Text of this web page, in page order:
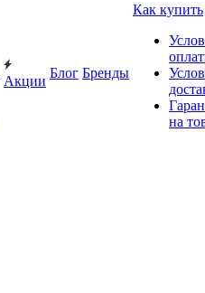
Акции
Блог Бренды
Как купить
на